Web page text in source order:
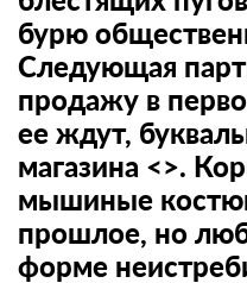
бурю
Следующая
продажу в
ее ждут,
магазина <>.
мышиные
прошлое, но
форме